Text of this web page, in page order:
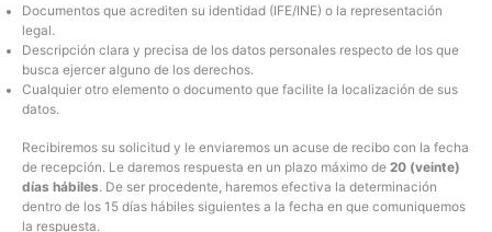
Documentos que acrediten su identidad (IFE/INE) o la representación
legal.
Descripción clara y precisa de los datos personales respecto de los que
busca ejercer alguno de los derechos.
Cualquier otro elemento o documento que facilite la localización de sus
datos.
Recibiremos su solicitud y le enviaremos un acuse de recibo con la fecha
de recepción. Le daremos respuesta en un plazo máximo de 20 (veinte)
días hábiles. De ser procedente, haremos efectiva la determinación
dentro de los 15 días hábiles siguientes a la fecha en que comuniquemos
la respuesta.